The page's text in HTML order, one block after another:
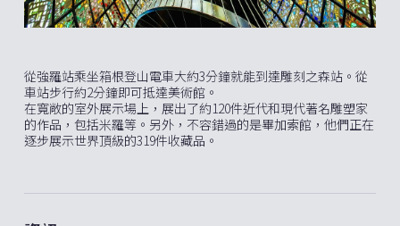
從強羅站乘坐箱根登山電車大約3分鐘就能到達雕刻之森站。從
車站步行約2分鐘即可抵達美術館。
在寬敞的室外展示場上，展出了約120件近代和現代著名雕塑家
的作品，包括米羅等。另外，不容錯過的是畢加索館，他們正在
逐步展示世界頂級的319件收藏品。